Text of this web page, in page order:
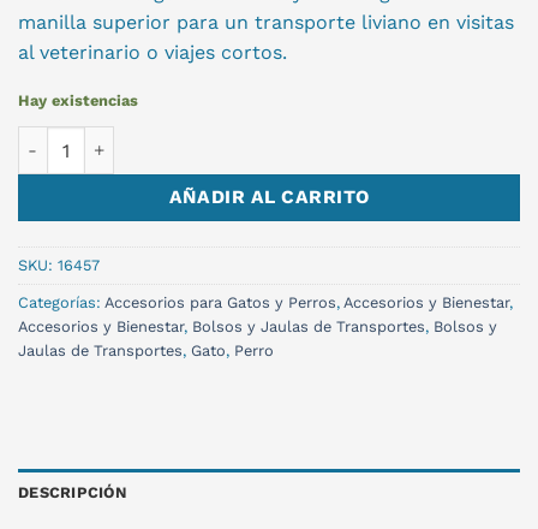
manilla superior para un transporte liviano en visitas
al veterinario o viajes cortos.
Hay existencias
AÑADIR AL CARRITO
SKU: 16457
Categorías: Accesorios para Gatos y Perros, Accesorios y Bienestar,
Accesorios y Bienestar, Bolsos y Jaulas de Transportes, Bolsos y
Jaulas de Transportes, Gato, Perro
DESCRIPCIÓN